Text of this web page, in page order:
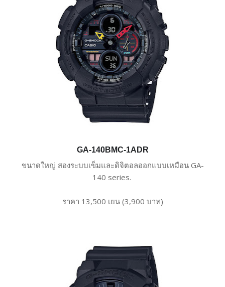
GA-140BMC-1ADR
ขนาดใหญ่ สองระบบเข็มและดิจิตอลออกแบบเหมือน GA-
140 series.
ราคา 13,500 เยน (3,900 บาท)